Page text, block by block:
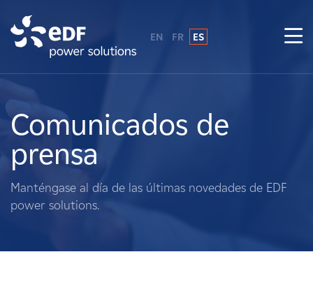
Sobre nosotros
Qué hacemos
Terratenientes
EN FR ES
Comunicados de
prensa
Manténgase al día de las últimas novedades de EDF
power solutions.